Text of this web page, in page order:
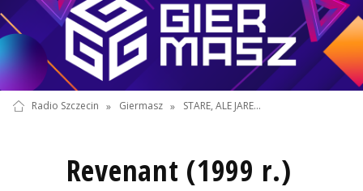
Radio Szczecin » Giermasz » STARE, ALE JARE...
Revenant (1999 r.)